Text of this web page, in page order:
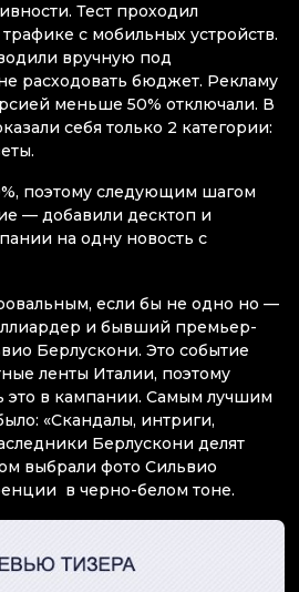
Тест проходил
с мобильных устройств.
вручную под
расходовать бюджет. Рекламу
меньше 50% отключали. В
себя только 2 категории:
поэтому следующим шагом
— добавили десктоп и
на одну новость с
если бы не одно но —
и бывший премьер-
Берлускони. Это событие
ленты Италии, поэтому
это в кампании. Самым лучшим
«Скандалы, интриги,
Берлускони делят
выбрали фото Сильвио
в черно-белом тоне.